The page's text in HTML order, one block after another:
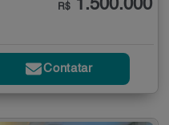
R$ 1.500.000
Contatar